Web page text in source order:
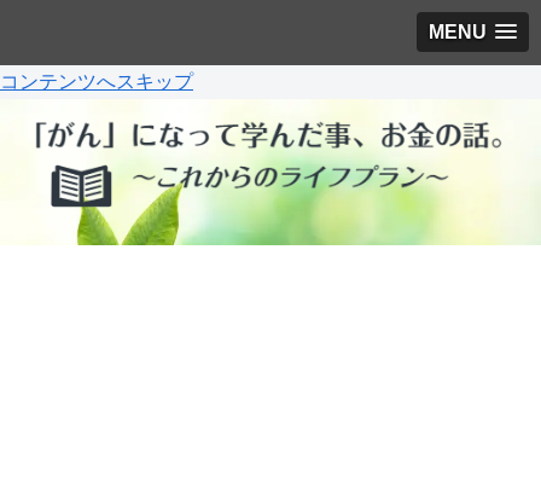
MENU
コンテンツへスキップ